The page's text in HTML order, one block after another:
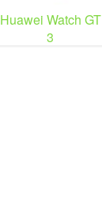
Huawei Watch GT
3